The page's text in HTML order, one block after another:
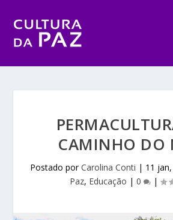
CAMINHO DO
Postado porCarolina Conti | 11
Paz, Educação | 0 |